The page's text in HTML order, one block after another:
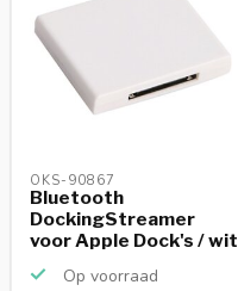
OKS-90867
Bluetooth
DockingStreamer
voor Apple Dock's / wit
Op voorraad